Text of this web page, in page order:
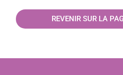
REVENIR SUR LA